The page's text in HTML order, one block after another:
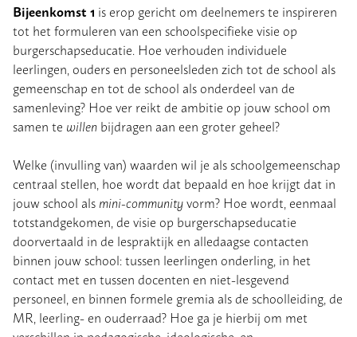
Bijeenkomst 1 is erop gericht om deelnemers te inspireren
tot het formuleren van een schoolspecifieke visie op
burgerschapseducatie. Hoe verhouden individuele
leerlingen, ouders en personeelsleden zich tot de school als
gemeenschap en tot de school als onderdeel van de
samenleving? Hoe ver reikt de ambitie op jouw school om
samen te willen bijdragen aan een groter geheel?
Welke (invulling van) waarden wil je als schoolgemeenschap
centraal stellen, hoe wordt dat bepaald en hoe krijgt dat in
jouw school als mini-communityvorm? Hoe wordt, eenmaal
totstandgekomen, de visie op burgerschapseducatie
doorvertaald in de lespraktijk en alledaagse contacten
binnen jouw school: tussen leerlingen onderling, in het
contact met en tussen docenten en niet-lesgevend
personeel, en binnen formele gremia als de schoolleiding, de
MR, leerling- en ouderraad? Hoe ga je hierbij om met